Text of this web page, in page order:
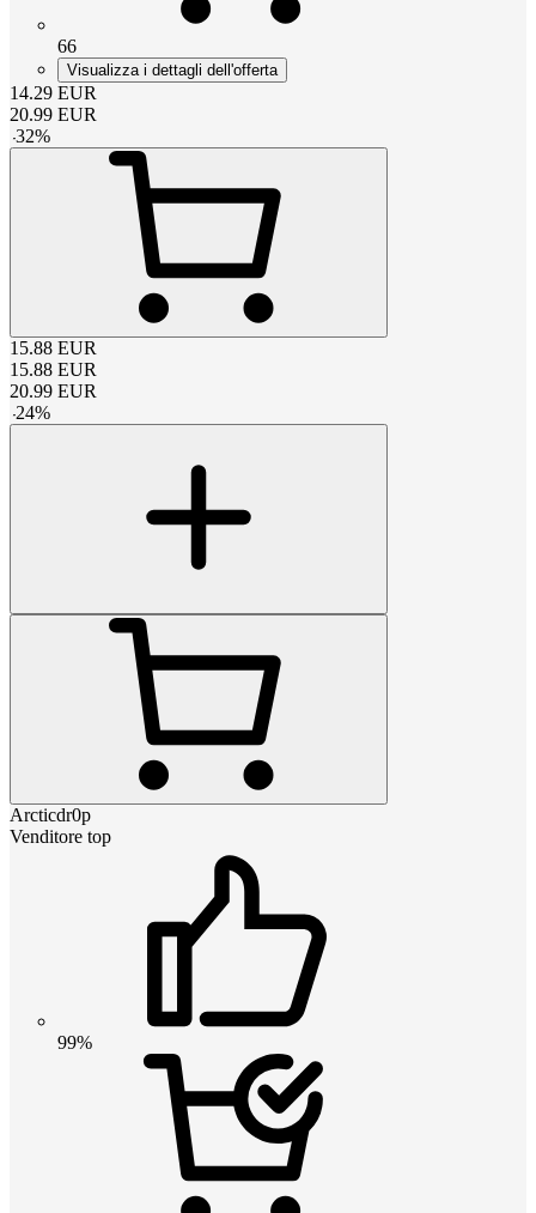
66
Visualizza i dettagli dell'offerta
14.29 EUR
20.99 EUR
-32%
15.88 EUR
15.88 EUR
20.99 EUR
-24%
Arcticdr0p
Venditore top
99%